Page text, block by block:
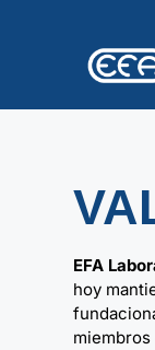
EFA
hoy